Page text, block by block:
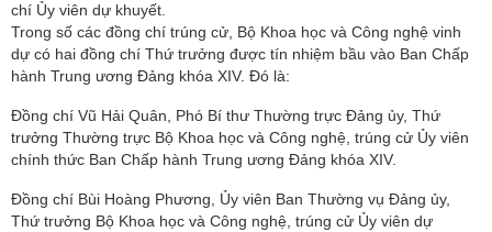
chí Ủy viên dự khuyết.
Trong số các đồng chí trúng cử, Bộ Khoa học và Công nghệ vinh
dự có hai đồng chí Thứ trưởng được tín nhiệm bầu vào Ban Chấp
hành Trung ương Đảng khóa XIV. Đó là:
Đồng chí Vũ Hải Quân, Phó Bí thư Thường trực Đảng ủy, Thứ
trưởng Thường trực Bộ Khoa học và Công nghệ, trúng cử Ủy viên
chính thức Ban Chấp hành Trung ương Đảng khóa XIV.
Đồng chí Bùi Hoàng Phương, Ủy viên Ban Thường vụ Đảng ủy,
Thứ trưởng Bộ Khoa học và Công nghệ, trúng cử Ủy viên dự